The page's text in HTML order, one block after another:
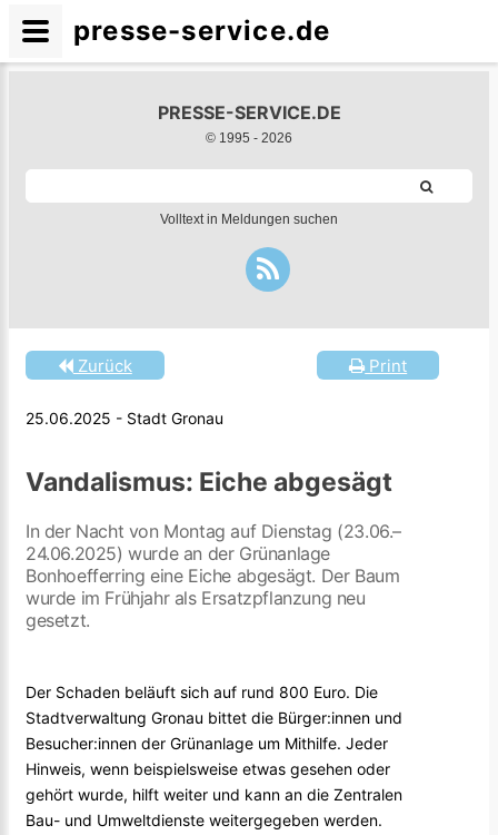
PRESSE-SERVICE.DE
© 1995 - 2026
Volltext in Meldungen suchen
Print
Zurück
25.06.2025 - Stadt Gronau
Vandalismus: Eiche abgesägt
In der Nacht von Montag auf Dienstag (23.06.–
24.06.2025) wurde an der Grünanlage
Bonhoefferring eine Eiche abgesägt. Der Baum
wurde im Frühjahr als Ersatzpflanzung neu
gesetzt.
Der Schaden beläuft sich auf rund 800 Euro. Die
Stadtverwaltung Gronau bittet die Bürger:innen und
Besucher:innen der Grünanlage um Mithilfe. Jeder
Hinweis, wenn beispielsweise etwas gesehen oder
gehört wurde, hilft weiter und kann an die Zentralen
Bau- und Umweltdienste weitergegeben werden.
presse-service.de